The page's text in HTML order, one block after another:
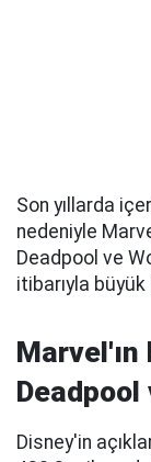
Son yıllarda
nedeniyle
Deadpool ve
itibarıyla
Marvel'ın
Disney'in